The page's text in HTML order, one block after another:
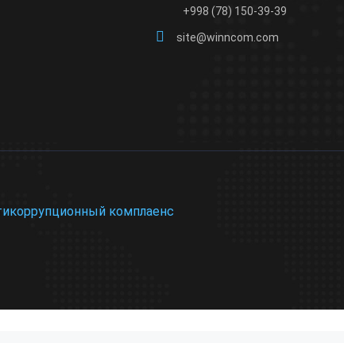
+998 (78) 150-39-39
site@winncom.com
комплаенс